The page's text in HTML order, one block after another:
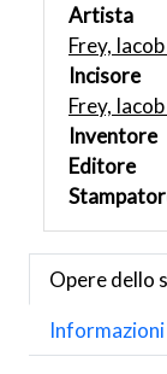
Artista
Frey,
Incisore
Frey,
Inventore
Editore
Opere dello